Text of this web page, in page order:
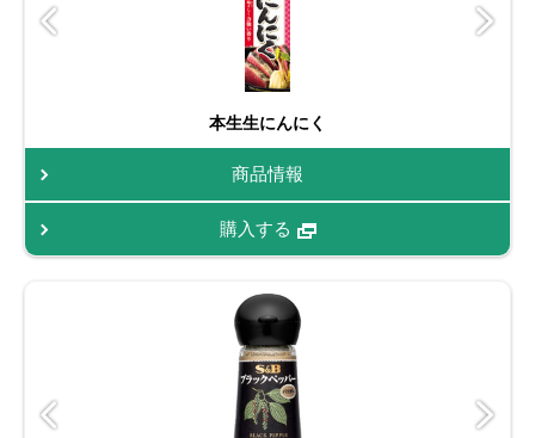
本生生にんにく
商品情報
購入する